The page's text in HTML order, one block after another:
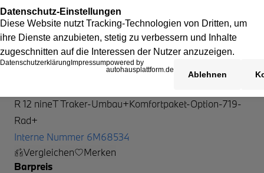
R 12 nineT Traker-Umbau+Komfortpaket-Option-719-
Rad+
Interne Nummer 6M68534
Vergleichen
Merken
Barpreis